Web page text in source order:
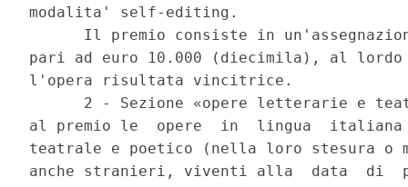
modalita' self-editing.
Il premio consiste in
pari ad euro 10.000 (diecimila), al
l'opera risultata vincitrice.
2 - Sezione «opere letterarie e
al premio le  opere  in  lingua
teatrale e poetico (nella loro stesura o
anche stranieri, viventi alla  data  di